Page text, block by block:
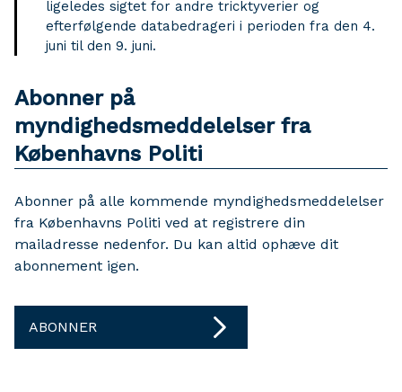
ligeledes sigtet for andre tricktyverier og
efterfølgende databedrageri i perioden fra den 4.
juni til den 9. juni.
Abonner på
myndighedsmeddelelser fra
Københavns Politi
Abonner på alle kommende myndighedsmeddelelser
fra Københavns Politi ved at registrere din
mailadresse nedenfor. Du kan altid ophæve dit
abonnement igen.
ABONNER